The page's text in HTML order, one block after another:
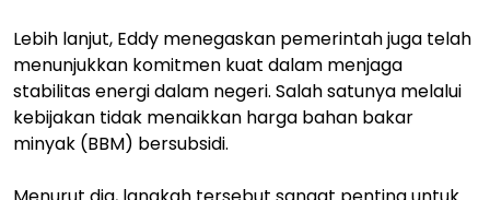
Lebih lanjut, Eddy menegaskan pemerintah juga telah
menunjukkan komitmen kuat dalam menjaga
stabilitas energi dalam negeri. Salah satunya melalui
kebijakan tidak menaikkan harga bahan bakar
minyak (BBM) bersubsidi.